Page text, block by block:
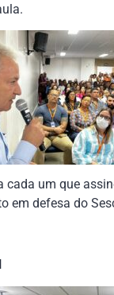
cada um que
em defesa do